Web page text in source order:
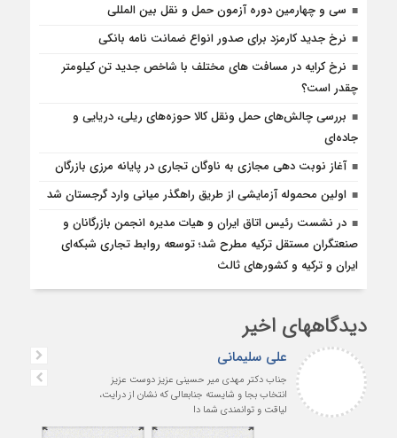
سی و چهارمین دوره آزمون حمل و نقل بین المللی
نرخ جدید کارمزد برای صدور انواع ضمانت نامه بانکی
نرخ کرایه در مسافت‌ های مختلف با شاخص جدید تن کیلومتر
چقدر است؟
بررسی چالش‌های حمل ونقل کالا حوزه‌های ریلی، دریایی و
جاده‌ای
آغاز نوبت دهی مجازی به ناوگان تجاری در پایانه مرزی بازرگان
اولین محموله آزمایشی از طریق راهگذر میانی وارد گرجستان شد
در نشست رئیس اتاق ایران و هیات مدیره انجمن بازرگانان و
صنعتگران مستقل ترکیه مطرح شد؛ توسعه روابط تجاری شبکه‌ای
ایران و ترکیه و کشورهای ثالث
دیدگاههای اخیر
علی سلیمانی
جناب دکتر مهدی میر حسینی عزیز دوست عزیز
انتخاب بجا و شایسته جنابعالی که نشان از درایت،
لیاقت و توانمندی شما دا